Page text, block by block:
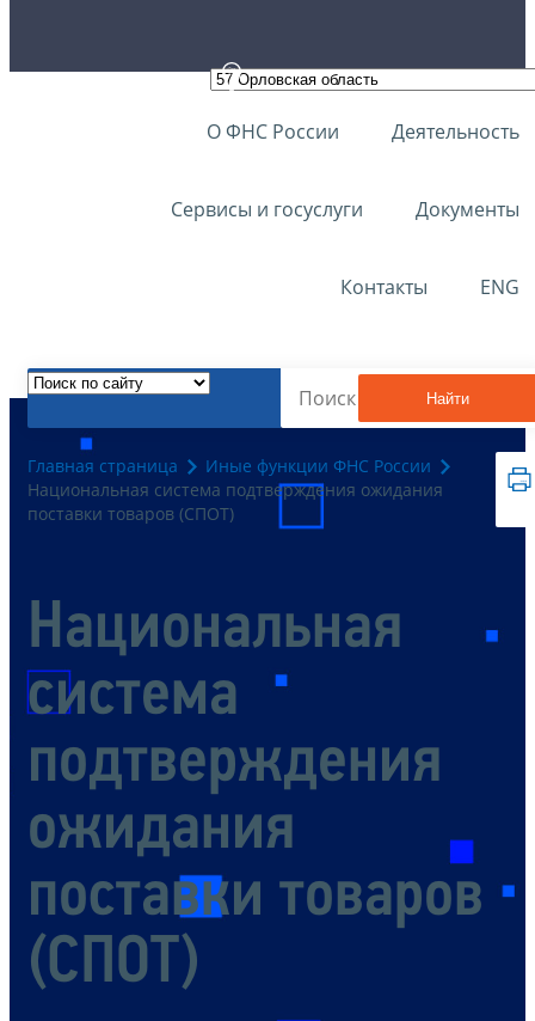
О ФНС России Деятельность
Сервисы и госуслуги Документы
Контакты ENG
Найти
Главная страница
Иные функции ФНС России
Национальная система подтверждения ожидания
поставки товаров (СПОТ)
Национальная
система
подтверждения
ожидания
поставки товаров
(СПОТ)